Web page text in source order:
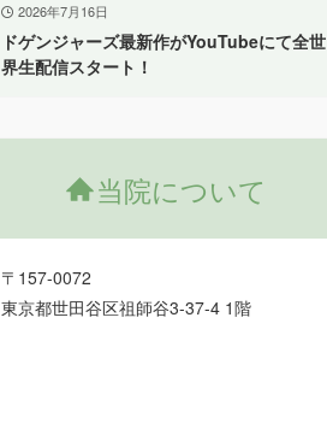
2026年7月16日
ドゲンジャーズ最新作がYouTubeにて全世
界生配信スタート！
当院について
〒157-0072
東京都世田谷区祖師谷3-37-4 1階